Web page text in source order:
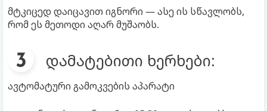
მტკიცედ დაიცავით იგნორი — ასე ის სწავლობს,
რომ ეს მეთოდი აღარ მუშაობს.
დამატებითი ხერხები:
ავტომატური გამოკვების აპარატი